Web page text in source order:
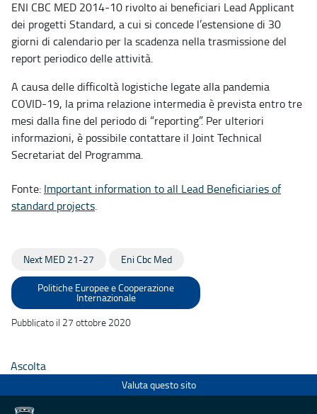
ENI CBC MED 2014-10 rivolto ai beneficiari Lead Applicant
dei progetti Standard, a cui si concede l’estensione di 30
giorni di calendario per la scadenza nella trasmissione del
report periodico delle attività.
A causa delle difficoltà logistiche legate alla pandemia
COVID-19, la prima relazione intermedia è prevista entro tre
mesi dalla fine del periodo di “reporting”. Per ulteriori
informazioni, è possibile contattare il Joint Technical
Secretariat del Programma.
Fonte: Important information to all Lead Beneficiaries of
standard projects.
Next MED 21-27 Eni Cbc Med
Politiche Europee e Cooperazione
Internazionale
Pubblicato il 27 ottobre 2020
Ascolta
Valuta questo sito